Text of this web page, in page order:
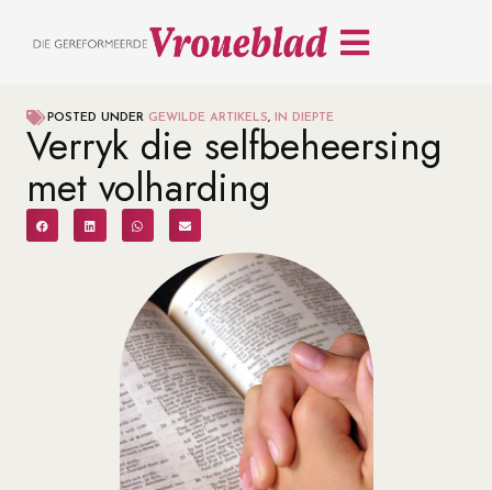
POSTED UNDER GEWILDE ARTIKELS, IN DIEPTE
Verryk die selfbeheersing
met volharding